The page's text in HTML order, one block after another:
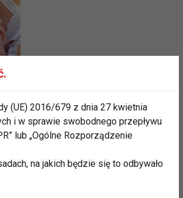
(UE) 2016/679 z dnia 27 kwietnia
i w sprawie swobodnego przepływu
lub „Ogólne Rozporządzenie
na jakich będzie się to odbywało